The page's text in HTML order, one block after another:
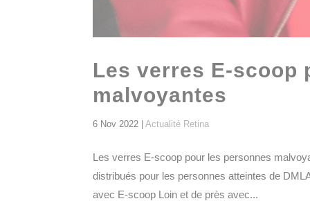
Les verres E-scoop
malvoyantes
6 Nov 2022 |Actualité Retina
Les verres E-scoop pour les personnes
distribués pour les personnes atteintes de
avec E-scoop Loin et de près avec...